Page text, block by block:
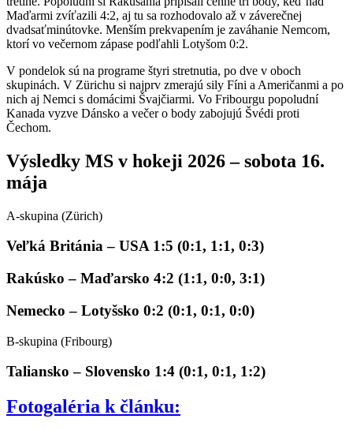
Maďarmi zvíťazili 4:2, aj tu sa rozhodovalo až v záverečnej
dvadsaťminútovke. Menším prekvapením je zaváhanie Nemcom,
ktorí vo večernom zápase podľahli Lotyšom 0:2.
V pondelok sú na programe štyri stretnutia, po dve v oboch
skupinách. V Zürichu si najprv zmerajú sily Fíni a Američanmi a po
nich aj Nemci s domácimi Švajčiarmi. Vo Fribourgu popoludní
Kanada vyzve Dánsko a večer o body zabojujú Švédi proti
Čechom.
Výsledky MS v hokeji 2026 – sobota 16.
mája
A-skupina (Zürich)
Veľká Británia – USA 1:5 (0:1, 1:1, 0:3)
Rakúsko – Maďarsko 4:2 (1:1, 0:0, 3:1)
Nemecko – Lotyšsko 0:2 (0:1, 0:1, 0:0)
B-skupina (Fribourg)
Taliansko – Slovensko 1:4 (0:1, 0:1, 1:2)
Fotogaléria k článku: